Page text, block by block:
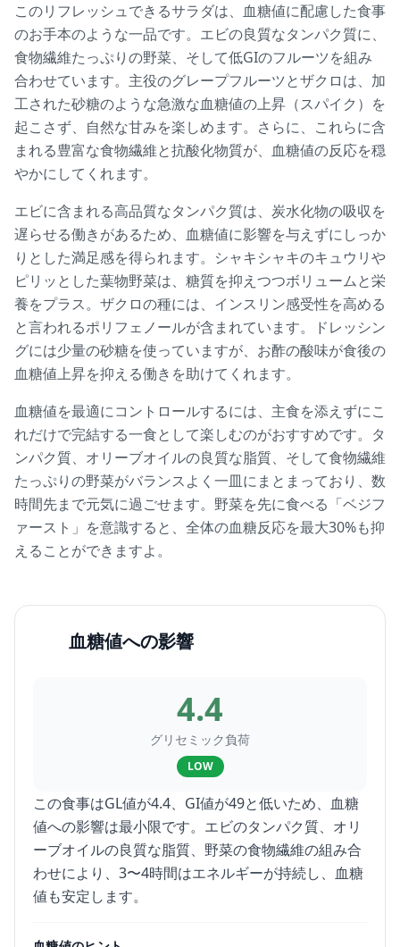
このリフレッシュできるサラダは、血糖値に配慮した食事
のお手本のような一品です。エビの良質なタンパク質に、
食物繊維たっぷりの野菜、そして低GIのフルーツを組み
合わせています。主役のグレープフルーツとザクロは、加
工された砂糖のような急激な血糖値の上昇（スパイク）を
起こさず、自然な甘みを楽しめます。さらに、これらに含
まれる豊富な食物繊維と抗酸化物質が、血糖値の反応を穏
やかにしてくれます。
エビに含まれる高品質なタンパク質は、炭水化物の吸収を
遅らせる働きがあるため、血糖値に影響を与えずにしっか
りとした満足感を得られます。シャキシャキのキュウリや
ピリッとした葉物野菜は、糖質を抑えつつボリュームと栄
養をプラス。ザクロの種には、インスリン感受性を高める
と言われるポリフェノールが含まれています。ドレッシン
グには少量の砂糖を使っていますが、お酢の酸味が食後の
血糖値上昇を抑える働きを助けてくれます。
血糖値を最適にコントロールするには、主食を添えずにこ
れだけで完結する一食として楽しむのがおすすめです。タ
ンパク質、オリーブオイルの良質な脂質、そして食物繊維
たっぷりの野菜がバランスよく一皿にまとまっており、数
時間先まで元気に過ごせます。野菜を先に食べる「ベジフ
ァースト」を意識すると、全体の血糖反応を最大30%も抑
えることができますよ。
血糖値への影響
4.4
グリセミック負荷
LOW
この食事はGL値が4.4、GI値が49と低いため、血糖
値への影響は最小限です。エビのタンパク質、オリ
ーブオイルの良質な脂質、野菜の食物繊維の組み合
わせにより、3〜4時間はエネルギーが持続し、血糖
値も安定します。